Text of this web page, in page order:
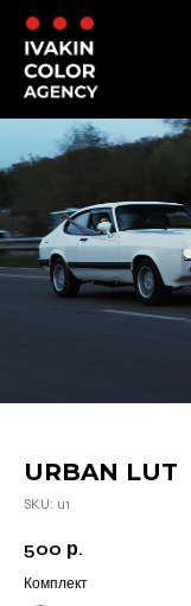
URBAN LUT
SKU: u1
500 р.
Комплект